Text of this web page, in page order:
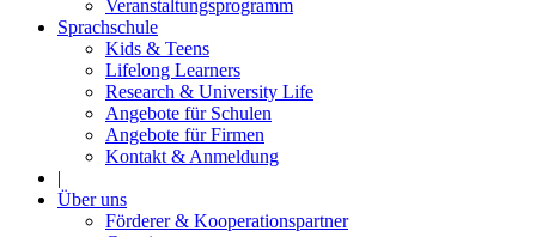
Veranstaltungsprogramm
Sprachschule
Kids & Teens
Lifelong Learners
Research & University Life
Angebote für Schulen
Angebote für Firmen
Kontakt & Anmeldung
|
Über uns
Förderer & Kooperationspartner